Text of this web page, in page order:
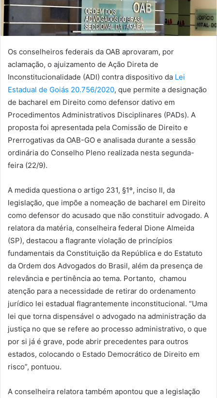
Os conselheiros federais da OAB aprovaram, por
aclamação, o ajuizamento de Ação Direta de
Inconstitucionalidade (ADI) contra dispositivo da Lei
Estadual de Goiás 20.756/2020, que permite a designação
de bacharel em Direito como defensor dativo em
Procedimentos Administrativos Disciplinares (PADs). A
proposta foi apresentada pela Comissão de Direito e
Prerrogativas da OAB-GO e analisada durante a sessão
ordinária do Conselho Pleno realizada nesta segunda-
feira (22/9).
A medida questiona o artigo 231, §1º, inciso II, da
legislação, que impõe a nomeação de bacharel em Direito
como defensor do acusado que não constituir advogado. A
relatora da matéria, conselheira federal Dione Almeida
(SP), destacou a flagrante violação de princípios
fundamentais da Constituição da República e do Estatuto
da Ordem dos Advogados do Brasil, além da presença de
relevância e pertinência ao tema. Portanto, chamou
atenção para a necessidade de retirar do ordenamento
jurídico lei estadual flagrantemente inconstitucional. “Uma
lei que torna dispensável o advogado na administração da
justiça no que se refere ao processo administrativo, o que
por si já é grave, pode abrir precedentes para outros
estados, colocando o Estado Democrático de Direito em
risco”, pontuou.
A conselheira relatora também apontou que a legislação